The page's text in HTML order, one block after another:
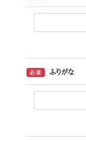
必須 ふりがな